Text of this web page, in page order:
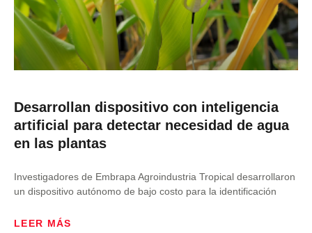
Desarrollan dispositivo con inteligencia
artificial para detectar necesidad de agua
en las plantas
Investigadores de Embrapa Agroindustria Tropical desarrollaron
un dispositivo autónomo de bajo costo para la identificación
LEER MÁS